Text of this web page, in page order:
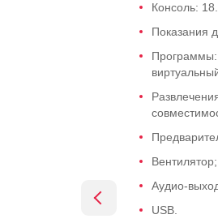
Консоль:
Показания
Программы:
Вентилятор;
Аудио-
USB.